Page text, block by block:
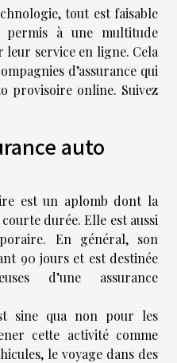
tout est faisable
permis à une multitude
leur service en ligne. Cela
d’assurance qui
provisoire online. Suivez
auto
est un aplomb dont la
durée. Elle est aussi
En général, son
90 jours et est destinée
d’une assurance
sine qua non pour les
cette activité comme
le voyage dans des